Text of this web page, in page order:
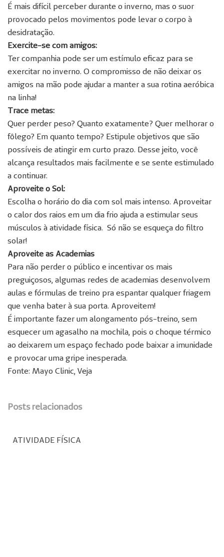
É mais difícil perceber durante o inverno, mas o suor
provocado pelos movimentos pode levar o corpo à
desidratação.
Exercite-se com amigos:
Ter companhia pode ser um estímulo eficaz para se
exercitar no inverno. O compromisso de não deixar os
amigos na mão pode ajudar a manter a sua rotina aeróbica
na linha!
Trace metas:
Quer perder peso? Quanto exatamente? Quer melhorar o
fôlego? Em quanto tempo? Estipule objetivos que são
possíveis de atingir em curto prazo. Desse jeito, você
alcança resultados mais facilmente e se sente estimulado
a continuar.
Aproveite o Sol:
Escolha o horário do dia com sol mais intenso. Aproveitar
o calor dos raios em um dia frio ajuda a estimular seus
músculos à atividade física. Só não se esqueça do filtro
solar!
Aproveite as Academias
Para não perder o público e incentivar os mais
preguiçosos, algumas redes de academias desenvolvem
aulas e fórmulas de treino pra espantar qualquer friagem
que venha bater à sua porta. Aproveitem!
É importante fazer um alongamento pós-treino, sem
esquecer um agasalho na mochila, pois o choque térmico
ao deixarem um espaço fechado pode baixar a imunidade
e provocar uma gripe inesperada.
Fonte: Mayo Clinic, Veja
Posts relacionados
ATIVIDADE FÍSICA